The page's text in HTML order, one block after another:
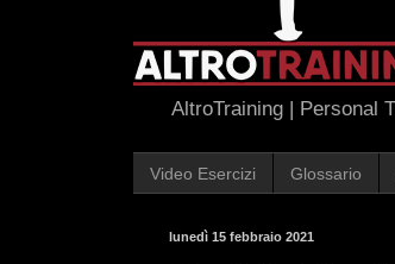
AltroTraining | Personal
Video Esercizi Glossario
lunedì 15 febbraio 2021